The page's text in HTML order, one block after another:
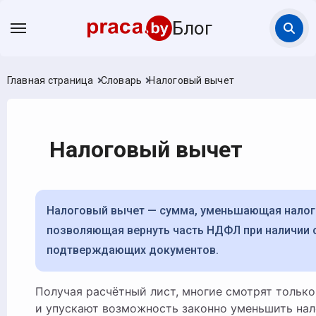
Блог
Главная страница Словарь Налоговый вычет
Налоговый вычет
Налоговый вычет — сумма, уменьшающая налогооблагаемый доход или
позволяющая вернуть часть НДФЛ при наличии
подтверждающих документов.
Получая расчётный лист, многие смотрят только на строку «к выплате» —
и упускают возможность законно уменьшить